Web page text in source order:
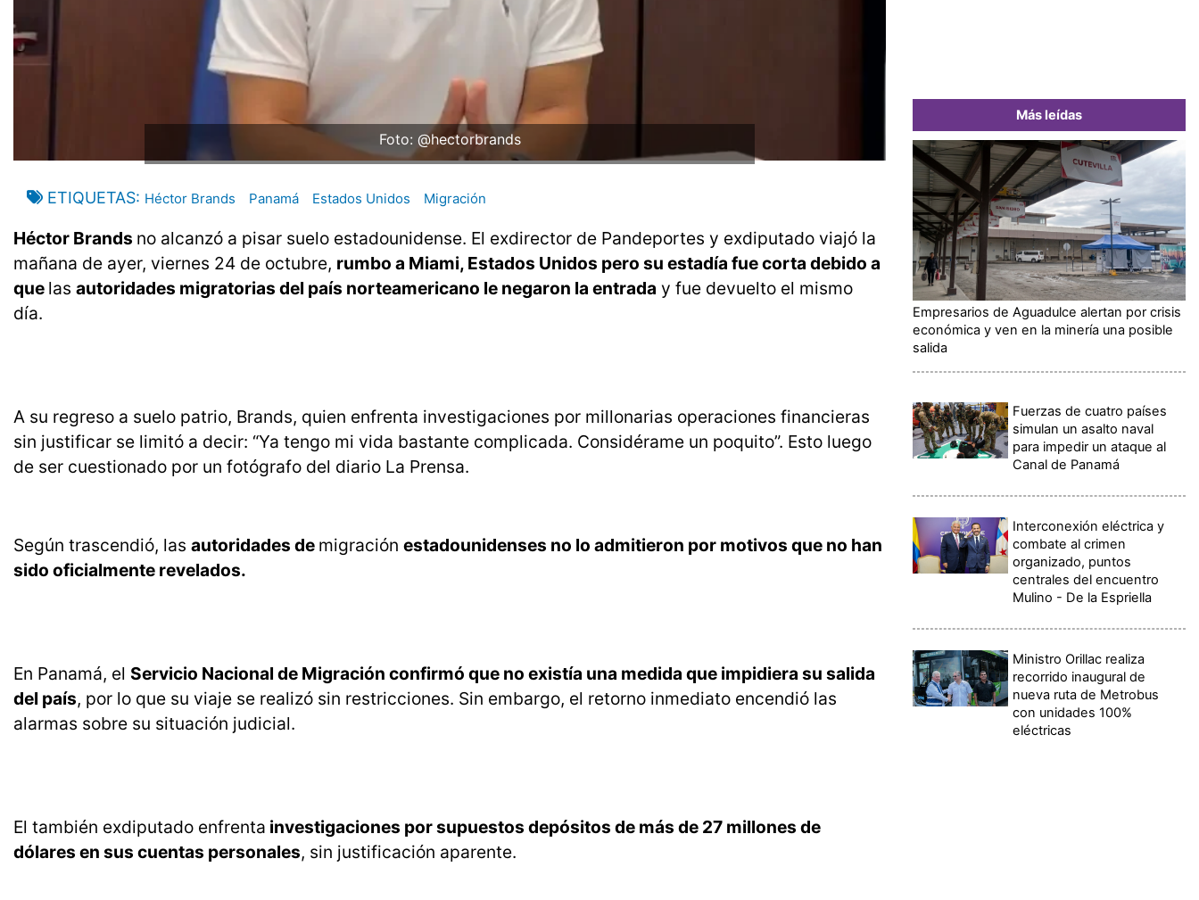
Foto: @hectorbrands
ETIQUETAS Héctor Brands Panamá Estados Unidos Migración
Héctor Brands no alcanzó a pisar suelo estadounidense. El exdirector de Pandeportes y exdiputado viajó la
mañana de ayer, viernes 24 de octubre, rumbo a Miami, Estados Unidos pero su estadía fue corta debido a
que las autoridades migratorias del país norteamericano le negaron la entrada y fue devuelto el mismo
día.
A su regreso a suelo patrio, Brands, quien enfrenta investigaciones por millonarias operaciones financieras
sin justificar se limitó a decir: “Ya tengo mi vida bastante complicada. Considérame un poquito”. Esto luego
de ser cuestionado por un fotógrafo del diario La Prensa.
Según trascendió, las autoridades de migración estadounidenses no lo admitieron por motivos que no han
sido oficialmente revelados.
En Panamá, el Servicio Nacional de Migración confirmó que no existía una medida que impidiera su salida
del país, por lo que su viaje se realizó sin restricciones. Sin embargo, el retorno inmediato encendió las
alarmas sobre su situación judicial.
El también exdiputado enfrenta investigaciones por supuestos depósitos de más de 27 millones de
dólares en sus cuentas personales, sin justificación aparente.
Más leídas
Empresarios de Aguadulce alertan por crisis
económica y ven en la minería una posible
salida
Fuerzas de cuatro países
simulan un asalto naval
para impedir un ataque al
Canal de Panamá
Interconexión eléctrica y
combate al crimen
organizado, puntos
centrales del encuentro
Mulino - De la Espriella
Ministro Orillac realiza
recorrido inaugural de
nueva ruta de Metrobus
con unidades 100%
eléctricas